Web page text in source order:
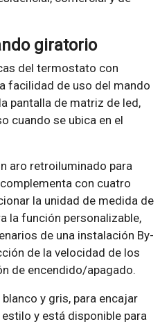
giratorio
del termostato con
facilidad de uso del mando
pantalla de matriz de led,
cuando se ubica en el
aro retroiluminado para
con cuatro
la unidad de medida de
la función personalizable,
de una instalación By-
de la velocidad de los
de encendido/apagado.
y gris, para encajar
y está disponible para